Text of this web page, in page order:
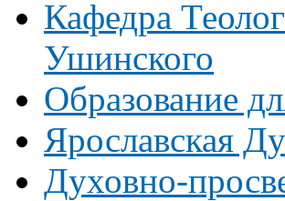
Кафедра
Ушинского
Образование
Ярославская
Духовно-